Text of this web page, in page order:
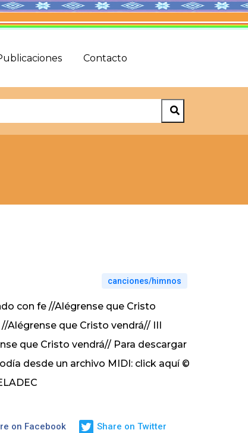
Contacto
canciones/himnos
con fe //Alégrense que Cristo
Alégrense que Cristo vendrá// III
que Cristo vendrá// Para descargar
desde un archivo MIDI: click aquí©
on Facebook Share on Twitter